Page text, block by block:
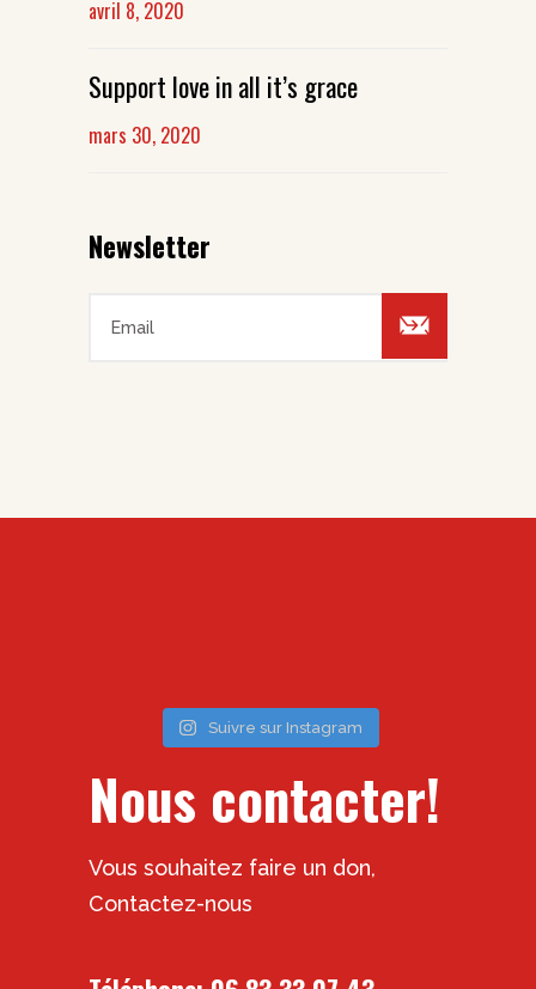
avril 8, 2020
Support love in all it’s grace
mars 30, 2020
Newsletter

Suivre sur Instagram
Nous contacter!
Vous souhaitez faire un don,
Contactez-nous